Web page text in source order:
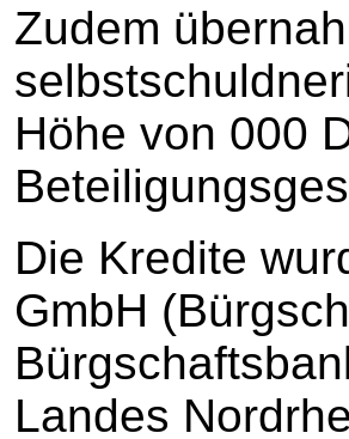
Zudem
Höhe von 000
Die Kredite
GmbH
Landes